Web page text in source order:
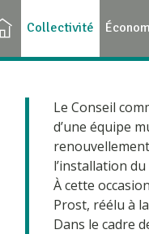
Collectivité
Le Conseil
d’une équipe
l’installation
À cette
Prost, réélu à
Dans le cadre